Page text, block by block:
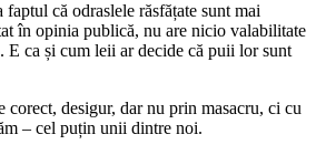
că odraslele răsfățate sunt mai
în opinia publică, nu are nicio valabilitate
E ca și cum leii ar decide că puii lor sunt
corect, desigur, dar nu prin masacru, ci cu
– cel puțin unii dintre noi.